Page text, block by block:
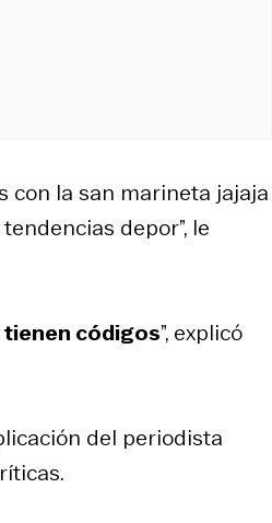
con la san marineta jajaja
depor”, le
códigos”, explicó
del periodista